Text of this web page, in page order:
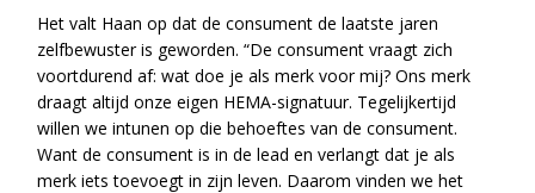
Het valt Haan op dat de consument de laatste jaren
zelfbewuster is geworden. “De consument vraagt zich
voortdurend af: wat doe je als merk voor mij? Ons merk
draagt altijd onze eigen HEMA-signatuur. Tegelijkertijd
willen we intunen op die behoeftes van de consument.
Want de consument is in de lead en verlangt dat je als
merk iets toevoegt in zijn leven. Daarom vinden we het